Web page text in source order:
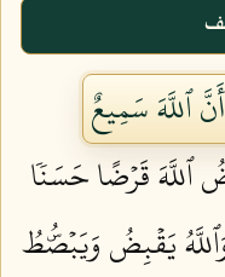
ٱللَّهَ سَمِيعٌ
ٱللَّهَ قَرۡضًا حَسَنٗا
يَقۡبِضُ وَيَبۡصُۜطُ